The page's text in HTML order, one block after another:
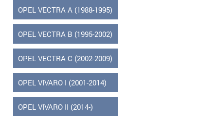
OPEL VECTRA A (1988-1995)
OPEL VECTRA B (1995-2002)
OPEL VECTRA C (2002-2009)
OPEL VIVARO I (2001-2014)
OPEL VIVARO II (2014-)